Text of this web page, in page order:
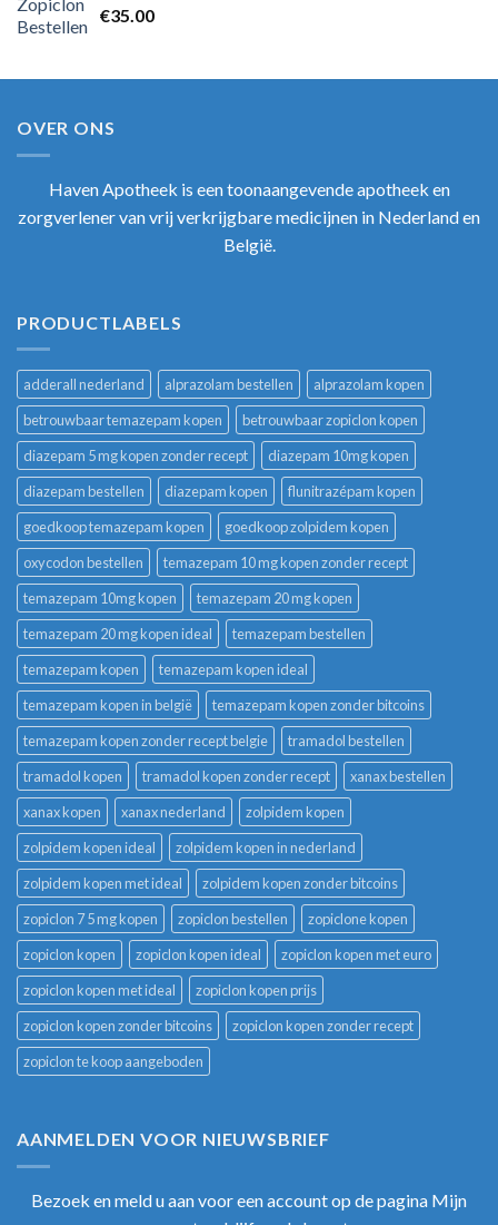
€35.00
OVER ONS
Haven Apotheek is een toonaangevende apotheek en
zorgverlener van vrij verkrijgbare medicijnen in Nederland en
België.
PRODUCTLABELS
adderall nederland alprazolam bestellen
alprazolam kopen
betrouwbaar temazepam kopen
betrouwbaar zopiclon kopen
diazepam 5 mg kopen zonder recept
diazepam 10mg kopen
diazepam bestellen
diazepam kopen
flunitrazépam kopen
goedkoop temazepam kopen
goedkoop zolpidem kopen
oxycodon bestellen
temazepam 10 mg kopen zonder recept
temazepam 10mg kopen
temazepam 20 mg kopen
temazepam 20 mg kopen ideal
temazepam bestellen
temazepam kopen
temazepam kopen ideal
temazepam kopen in belgië
temazepam kopen zonder bitcoins
temazepam kopen zonder recept belgie
tramadol bestellen
tramadol kopen
tramadol kopen zonder recept
xanax bestellen
xanax kopen
xanax nederland
zolpidem kopen
zolpidem kopen ideal
zolpidem kopen in nederland
zolpidem kopen met ideal
zolpidem kopen zonder bitcoins
zopiclon 7 5 mg kopen
zopiclon bestellen
zopiclone kopen
zopiclon kopen
zopiclon kopen ideal
zopiclon kopen met euro
zopiclon kopen met ideal
zopiclon kopen prijs
zopiclon kopen zonder bitcoins
zopiclon kopen zonder recept
zopiclon te koop aangeboden
AANMELDEN VOOR NIEUWSBRIEF
Bezoek en meld u aan voor een account op de pagina Mijn